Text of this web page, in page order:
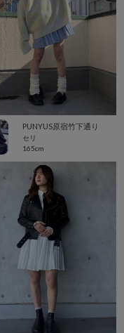
PUNYUS原宿竹下通り
セリ
165cm